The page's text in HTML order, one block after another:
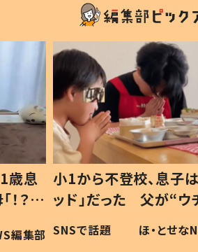
歳息
？」
編集部
小1から不登校、息子は
ッド」だった 父が“ウ
作り続ける理由とは
#令和の子
SNSで話題 ほ・とせな